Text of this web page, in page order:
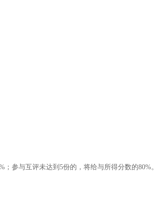
参与互评未达到5份的，将给与所得分数的80%